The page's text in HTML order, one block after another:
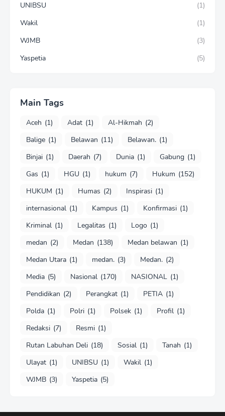
UNIBSU
(1)
Wakil
(1)
WJMB
(3)
Yaspetia
(5)
Main Tags
Aceh (1) Adat (1) Al-Hikmah (2)
Balige (1) Belawan (11) Belawan. (1)
Binjai (1) Daerah (7) Dunia (1) Gabung (1)
Gas (1) HGU (1) hukum (7) Hukum (152)
HUKUM (1) Humas (2) Inspirasi (1)
internasional (1) Kampus (1) Konfirmasi (1)
Kriminal (1) Legalitas (1) Logo (1)
medan (2) Medan (138) Medan belawan (1)
Medan Utara (1) medan. (3) Medan. (2)
Media (5) Nasional (170) NASIONAL (1)
Pendidikan (2) Perangkat (1) PETIA (1)
Polda (1) Polri (1) Polsek (1) Profil (1)
Redaksi (7) Resmi (1)
Rutan Labuhan Deli (18) Sosial (1) Tanah (1)
Ulayat (1) UNIBSU (1) Wakil (1)
WJMB (3) Yaspetia (5)